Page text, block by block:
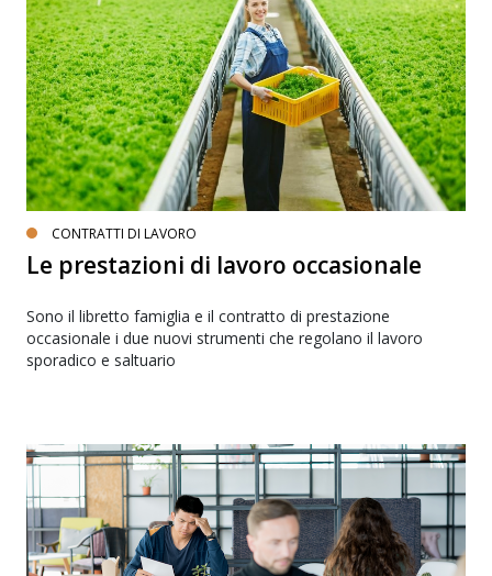
CONTRATTI DI LAVORO
Le prestazioni di lavoro occasionale
Sono il libretto famiglia e il contratto di prestazione
occasionale i due nuovi strumenti che regolano il lavoro
sporadico e saltuario